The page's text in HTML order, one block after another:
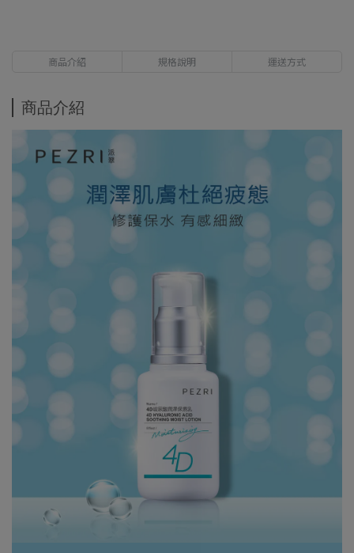
商品介紹 規格說明 運送方式
商品介紹